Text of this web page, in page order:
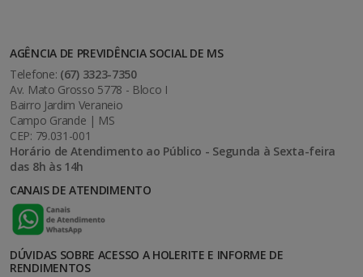
AGÊNCIA DE PREVIDÊNCIA SOCIAL DE MS
Telefone: (67) 3323-7350
Av. Mato Grosso 5778 - Bloco I
Bairro Jardim Veraneio
Campo Grande | MS
CEP: 79.031-001
Horário de Atendimento ao Público - Segunda à Sexta-feira
das 8h às 14h
CANAIS DE ATENDIMENTO
DÚVIDAS SOBRE ACESSO A HOLERITE E INFORME DE
RENDIMENTOS